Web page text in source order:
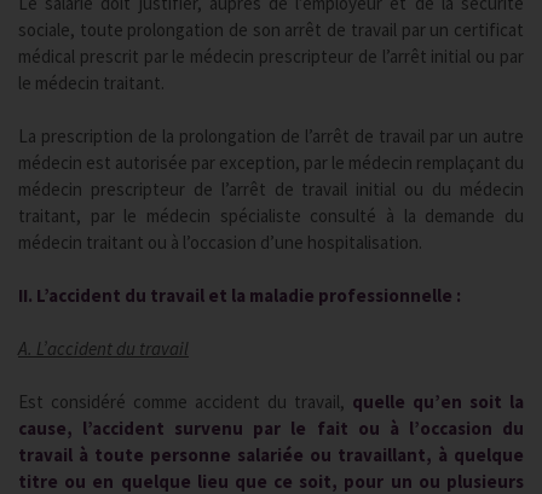
sociale, toute prolongation de son arrêt de travail par un certificat
médical prescrit par le médecin prescripteur de l’arrêt initial ou par
le médecin traitant.
La prescription de la prolongation de l’arrêt de travail par un autre
médecin est autorisée par exception, par le médecin remplaçant du
médecin prescripteur de l’arrêt de travail initial ou du médecin
traitant, par le médecin spécialiste consulté à la demande du
médecin traitant ou à l’occasion d’une hospitalisation.
II. L’accident du travail et la maladie professionnelle :
A. L’accident du travail
Est considéré comme accident du travail, quelle qu’en soit la
cause, l’accident survenu par le fait ou à l’occasion du
travail à toute personne salariée ou travaillant, à quelque
titre ou en quelque lieu que ce soit, pour un ou plusieurs